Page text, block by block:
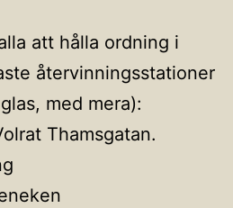
att hålla ordning i
återvinningsstationer
med mera):
Thamsgatan.